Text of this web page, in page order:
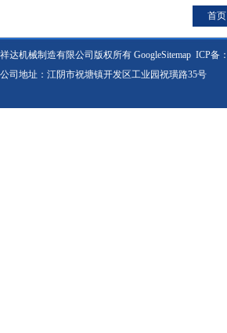
首页
祥达机械制造有限公司版权所有 GoogleSitemap ICP备：
公司地址：江阴市祝塘镇开发区工业园祝璜路35号